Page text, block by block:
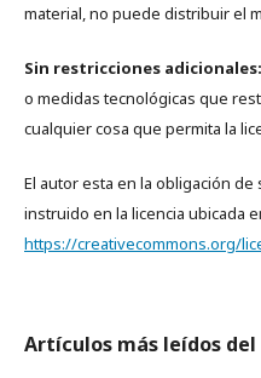
material, no puede distribuir el
Sin restricciones adicionales:
o medidas tecnológicas que
cualquier cosa que permita la
El autor esta en la obligación
instruido en la licencia ubicada
https://creativecommons.org/
Artículos más leídos